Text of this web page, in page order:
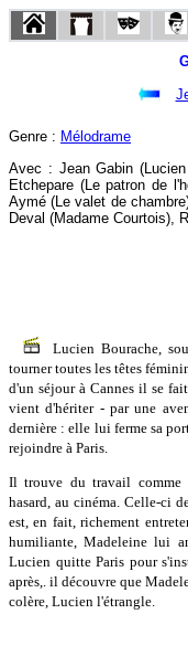
Genre : Mélodrame
Avec : Jean Gabin
Etchepare (Le patron de
Aymé (Le valet de
Deval (Madame Courtois),
Lucien Bourache,
tourner toutes les têtes
d'un séjour à Cannes il se
vient d'hériter - par une
dernière : elle lui ferme sa
rejoindre à Paris.
Il trouve du travail comme
hasard, au cinéma. Celle-ci
est, en fait, richement
humiliante, Madeleine lui
Lucien quitte Paris pour
après,. il découvre que
colère, Lucien l'étrangle.